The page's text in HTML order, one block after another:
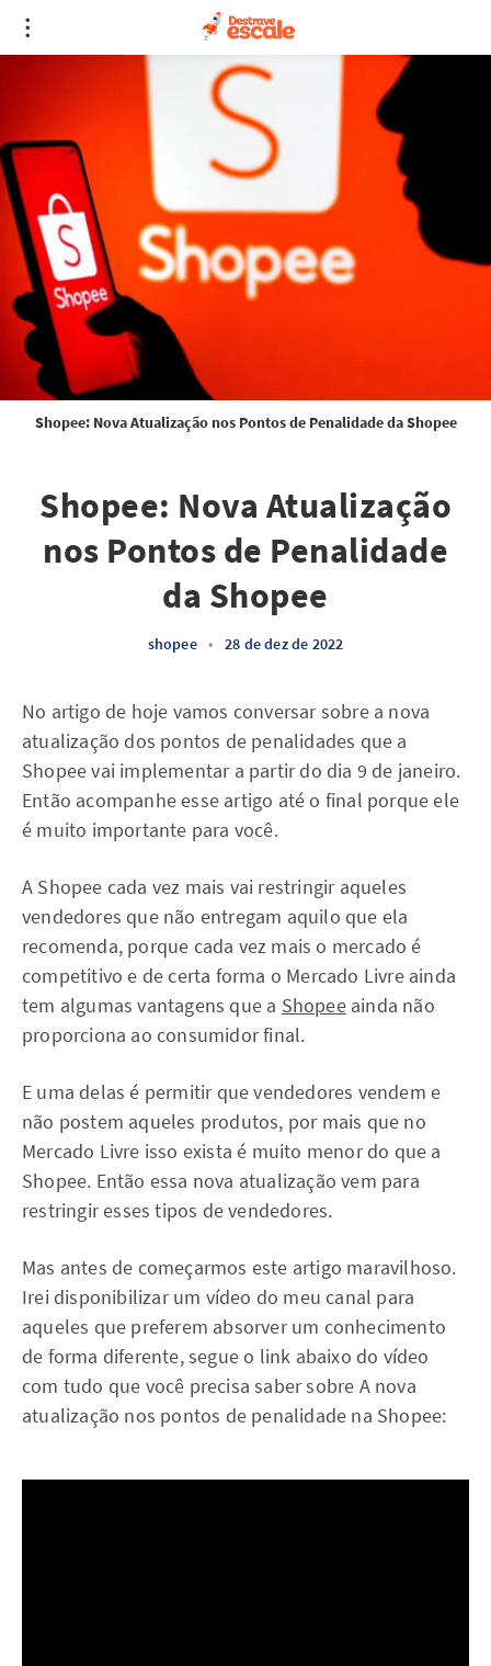
Shopee: Nova Atualização nos Pontos de Penalidade da Shopee
Shopee: Nova Atualização
nos Pontos de Penalidade
da Shopee
shopee • 28 de dez de 2022
No artigo de hoje vamos conversar sobre a nova
atualização dos pontos de penalidades que a
Shopee vai implementar a partir do dia 9 de janeiro.
Então acompanhe esse artigo até o final porque ele
é muito importante para você.
A Shopee cada vez mais vai restringir aqueles
vendedores que não entregam aquilo que ela
recomenda, porque cada vez mais o mercado é
competitivo e de certa forma o Mercado Livre ainda
tem algumas vantagens que a Shopeeainda não
proporciona ao consumidor final.
E uma delas é permitir que vendedores vendem e
não postem aqueles produtos, por mais que no
Mercado Livre isso exista é muito menor do que a
Shopee. Então essa nova atualização vem para
restringir esses tipos de vendedores.
Mas antes de começarmos este artigo maravilhoso.
Irei disponibilizar um vídeo do meu canal para
aqueles que preferem absorver um conhecimento
de forma diferente, segue o link abaixo do vídeo
com tudo que você precisa saber sobre A nova
atualização nos pontos de penalidade na Shopee: